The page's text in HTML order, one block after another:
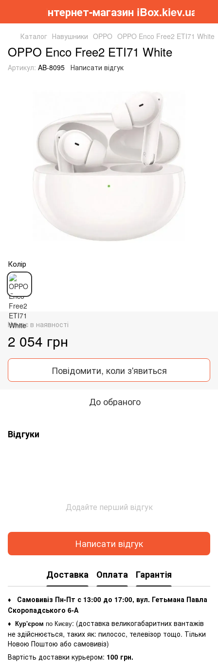
Інтернет-магазин iBox.kiev.ua
Каталог Навушники OPPO OPPO Enco Free2 ETI71 White
OPPO Enco Free2 ETI71 White
Артикул: AB-8095 Написати відгук
Колір
Немає в наявності
2 054 грн
Повідомити, коли з'явиться
До обраного
Відгуки
Додайте перший відгук
Написати відгук
Доставка Оплата Гарантія
♦
Самовивіз Пн-Пт с 13:00 до 17:00, вул. Гетьмана Павла
Скоропадського 6-А
♦ Кур'єром по Києву: (доставка великогабаритних вантажів
не здійснюється, таких як: пилосос, телевізор тощо. Тільки
Новою Поштою або самовивіз)
Вартість доставки курьером: 100 грн.